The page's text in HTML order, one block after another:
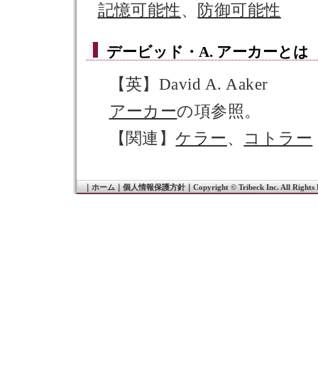
記憶可能性、 防御可能性
デービッド・A. アーカーとは
【英】David A. Aaker
アーカーの項参照。
【関連】ケラー 、 コトラー
｜ ホーム｜ 個人情報保護方針｜ Copyright © Tribeck Inc. All Rights